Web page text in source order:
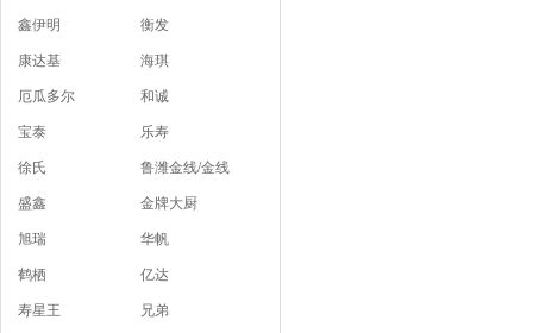
鑫伊明
衡发
康达基
海琪
厄瓜多尔
和诚
宝泰
乐寿
徐氏
鲁潍金线/金线
盛鑫
金牌大厨
旭瑞
华帆
鹤栖
亿达
寿星王
兄弟